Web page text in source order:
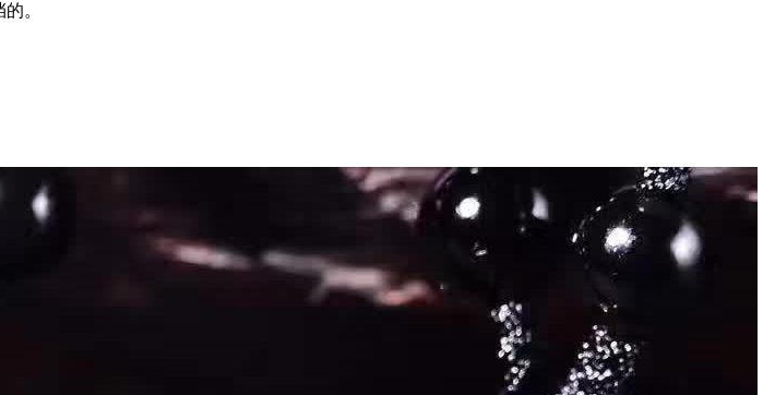
。